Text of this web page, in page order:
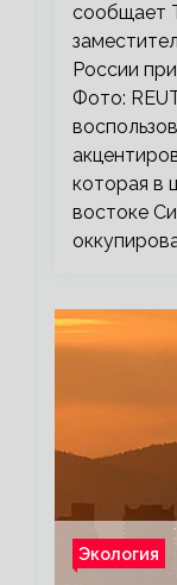
сообщает
России
Фото:
которая в
востоке
Экология